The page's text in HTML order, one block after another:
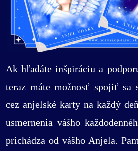
Ak hľadáte inšpiráciu a
teraz máte možnosť spojiť sa
cez anjelské karty na každý
usmernenia vášho
prichádza od vášho Anjela.